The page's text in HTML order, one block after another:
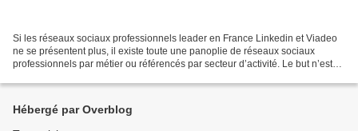
Si les réseaux sociaux professionnels leader en France Linkedin et Viadeo
ne se présentent plus, il existe toute une panoplie de réseaux sociaux
professionnels par métier ou référencés par secteur d’activité. Le but n’est
Hébergé par Overblog